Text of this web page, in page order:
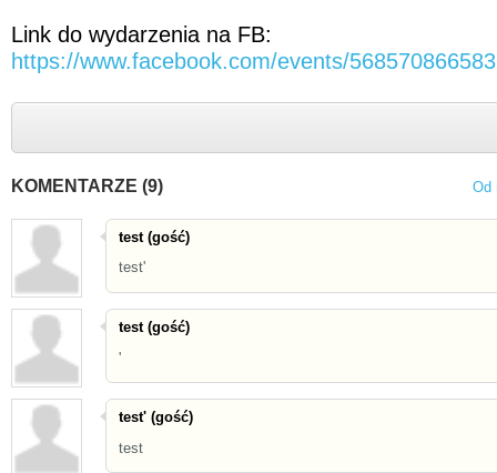
Link do wydarzenia na FB:
https://www.facebook.com/events/
KOMENTARZE (9) Od
test (gość)
test'
test (gość)
'
test' (gość)
test